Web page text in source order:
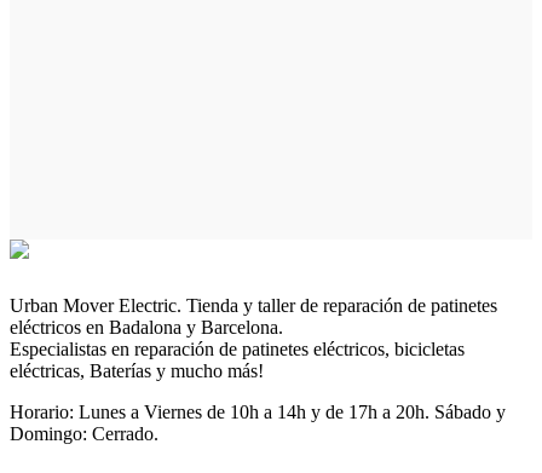
Urban Mover Electric. Tienda y taller de reparación de patinetes
eléctricos en Badalona y Barcelona.
Especialistas en reparación de patinetes eléctricos, bicicletas
eléctricas, Baterías y mucho más!
Horario: Lunes a Viernes de 10h a 14h y de 17h a 20h. Sábado y
Domingo: Cerrado.